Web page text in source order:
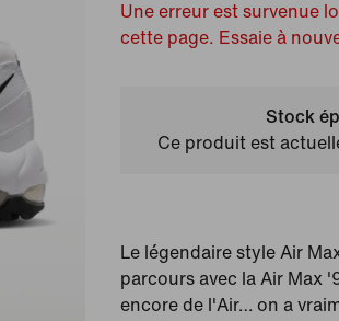
Une erreur est survenue
cette page. Essaie à
Stock
Ce produit est
Le légendaire style Air
parcours avec la Air Max
encore de l'Air… on a